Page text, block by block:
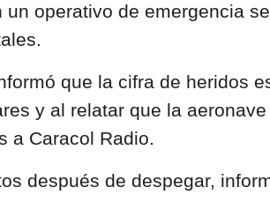
operativo de emergencia
que la cifra de heridos
y al relatar que la
a Caracol Radio.
después de despegar,